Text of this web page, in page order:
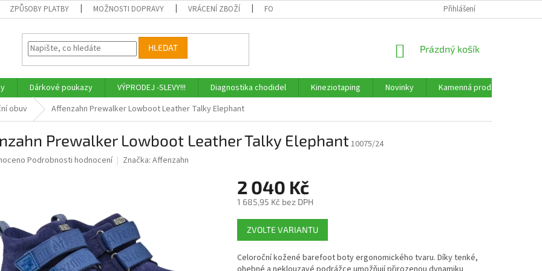
ZPŮSOBY PLATBY MOŽNOSTI DOPRAVY VRÁCENÍ ZBOŽÍ FORMULÁŘE KE STAŽENÍ PODMÍNKY OCHRANY
Přihlášení
HLEDAT
NÁKUPNÍ
Prázdný košík
Dárkové poukazy VÝPRODEJ -SLEVY!!! Diagnostika chodidel Kineziotaping Novinky Kamenná prodejna
obuv Affenzahn Prewalker Lowboot Leather Talky Elephant
Prewalker Lowboot Leather Talky Elephant10075/24
Podrobnosti hodnocení Značka: Affenzahn
2 040 Kč
1 685,95 Kč bez DPH
Měrná
cena:
ZVOLTE VARIANTU
Celoroční kožené barefoot boty ergonomického tvaru. Díky tenké,